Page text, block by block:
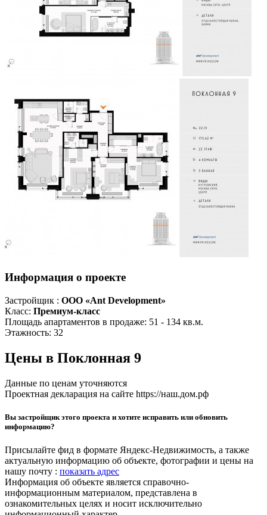
Информация о проекте
Застройщик : ООО «Ant Development»
Класс: Премиум-класс
Площадь апартаментов в продаже: 51 - 134 кв.м.
Этажность: 32
Цены в Поклонная 9
Данные по ценам уточняются
Проектная декларация на сайте https://наш.дом.рф
Вы застройщик этого проекта и хотите исправить или обновить
информацию?
Присылайте фид в формате Яндекс-Недвижимость, а также
актуальную информацию об объекте, фотографии и цены на
нашу почту : показать адрес
Информация об объекте является справочно-
информационным материалом, представлена в
ознакомительных целях и носит исключительно